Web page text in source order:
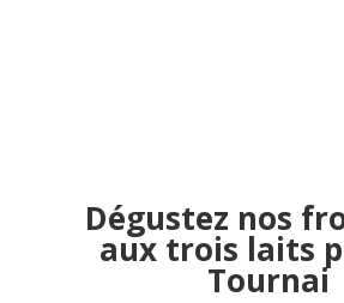
Dégustez nos
aux trois laits
Tournai